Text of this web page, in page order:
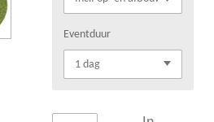
Eventduur